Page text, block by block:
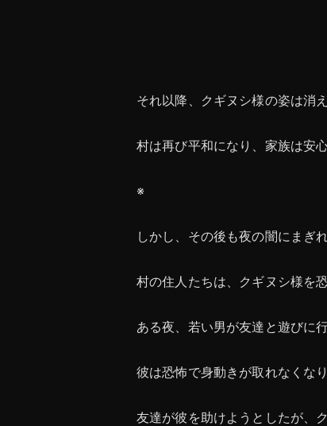
それ以降、クギヌシ様の姿は消え
村は再び平和になり、家族は安
※
しかし、その後も夜の闇にまぎ
村の住人たちは、クギヌシ様を
ある夜、若い男が友達と遊びに
彼は恐怖で身動きが取れなくな
友達が彼を助けようとしたが、